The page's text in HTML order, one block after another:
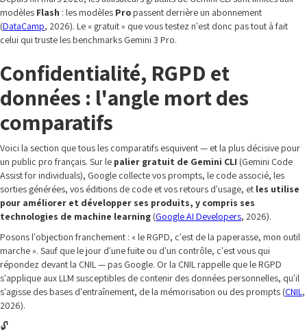
modèles Flash : les modèles Pro passent derrière un abonnement
(DataCamp, 2026). Le « gratuit » que vous testez n'est donc pas tout à fait
celui qui truste les benchmarks Gemini 3 Pro.
Confidentialité, RGPD et
données : l'angle mort des
comparatifs
Voici la section que tous les comparatifs esquivent — et la plus décisive pour
un public pro français. Sur le palier gratuit de Gemini CLI (Gemini Code
Assist for individuals), Google collecte vos prompts, le code associé, les
sorties générées, vos éditions de code et vos retours d'usage, et les utilise
pour améliorer et développer ses produits, y compris ses
technologies de machine learning (Google AI Developers, 2026).
Posons l'objection franchement : « le RGPD, c'est de la paperasse, mon outil
marche ». Sauf que le jour d'une fuite ou d'un contrôle, c'est vous qui
répondez devant la CNIL — pas Google. Or la CNIL rappelle que le RGPD
s'applique aux LLM susceptibles de contenir des données personnelles, qu'il
s'agisse des bases d'entraînement, de la mémorisation ou des prompts (CNIL,
2026).
🔓